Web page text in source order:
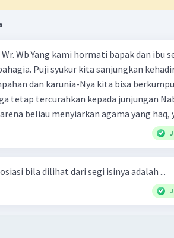
Wb Yang kami hormati bapak dan ibu
Puji syukur kita sanjungkan
dan karunia-Nya kita bisa
tetap tercurahkan kepada junjungan
beliau menyiarkan agama yang haq,
oleh Allah swt. Semoga kita sekalian
Amin ya rabbal alamin. Hadirin
sanak saudara, bahkan juga di
maka terjalinlah di antara kita saling
bila dilihat dari segi isinya adalah ...